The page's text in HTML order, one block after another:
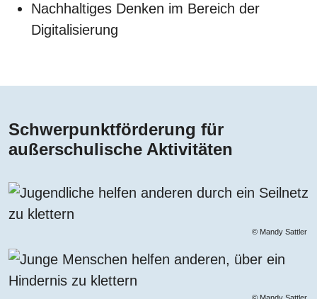
Nachhaltiges Denken im Bereich der
Digitalisierung
Schwerpunktförderung für
außerschulische Aktivitäten
© Mandy Sattler